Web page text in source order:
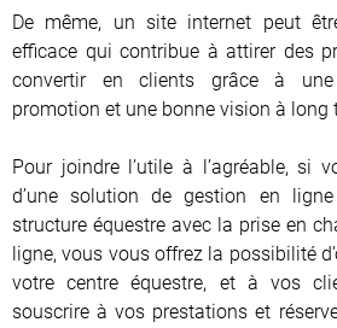
De même, un site internet peut
efficace qui contribue à attirer des
convertir en clients grâce à
promotion et une bonne vision à long
Pour joindre l’utile à l’agréable, si
d’une solution de gestion en
structure équestre avec la prise en
ligne, vous vous offrez la possibilité
votre centre équestre, et à vos
souscrire à vos prestations et